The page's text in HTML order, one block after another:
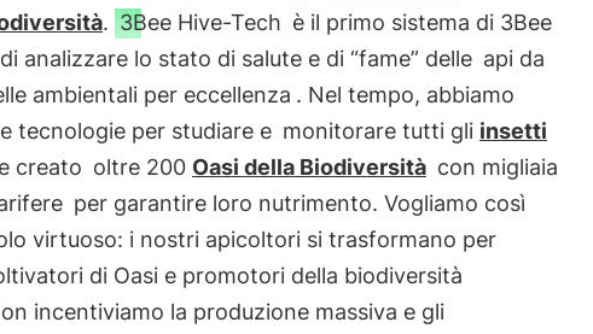
. 3Bee Hive-Tech è il primo sistema di 3Bee
analizzare lo stato di salute e di “fame” delle api da
ambientali per eccellenza . Nel tempo, abbiamo
tecnologie per studiare e monitorare tutti gli insetti
e creato oltre 200 Oasi della Biodiversità con migliaia
per garantire loro nutrimento. Vogliamo così
virtuoso: i nostri apicoltori si trasformano per
di Oasi e promotori della biodiversità
incentiviamo la produzione massiva e gli